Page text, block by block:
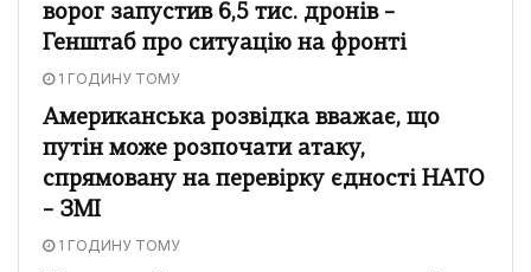
ворог запустив 6,5 тис. дронів –
Генштаб про ситуацію на фронті
1 ГОДИНУ ТОМУ
Американська розвідка вважає, що
путін може розпочати атаку,
спрямовану на перевірку єдності НАТО
– ЗМІ
1 ГОДИНУ ТОМУ